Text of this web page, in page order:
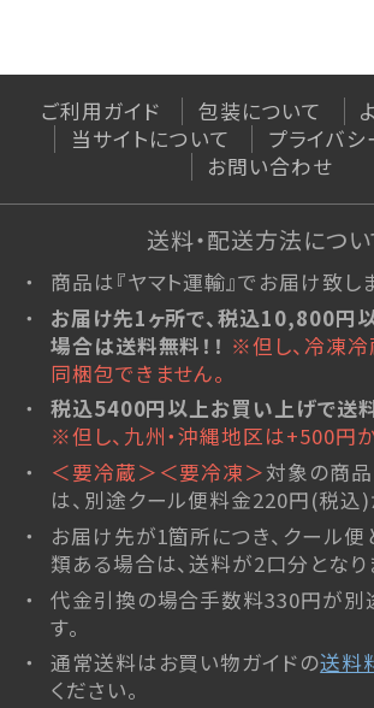
ご利用ガイド 包装について
当サイトについて
プライバ
お問い合わせ
送料・配送方法につい
商品は『ヤマト運輸』でお届け致し
お届け先1ヶ所で、税込10,800円
場合は送料無料！！ ※但し、冷凍
同梱包できません。
税込5400円以上お買い上げで送
※但し、九州・沖縄地区は+500円か
＜要冷蔵＞＜要冷凍＞対象の商
は、別途クール便料金220円(税込)
お届け先が1箇所につき、クール
類ある場合は、送料が2口分となり
代金引換の場合手数料330円が別
す。
通常送料はお買い物ガイドの送料
ください。
実りノ羊羹
羊羹kaju*
琥珀糖kaju*
atarayo-可惜夜(あた
琥珀糖kaju*
創作羊羹
実りノ羊羹
星合いの空
羊羹kaju*
詰合せ
ファーストクラスギフ
杵屋の冷菓
雪まろ<冷凍>
プリン大福<冷凍>
限定品
杵屋本店×おかげさま